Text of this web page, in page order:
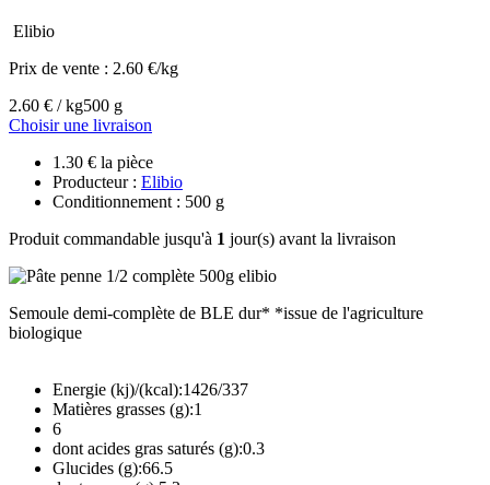
Elibio
Prix de vente : 2.60 €/kg
2.60 € / kg500 g
Choisir une livraison
1.30 € la pièce
Producteur : Elibio
Conditionnement : 500 g
Produit commandable jusqu'à 1 jour(s) avant la livraison
Semoule demi-complète de BLE dur* *issue de l'agriculture
biologique
Energie (kj)/(kcal):1426/337
Matières grasses (g):1
6
dont acides gras saturés (g):0.3
Glucides (g):66.5